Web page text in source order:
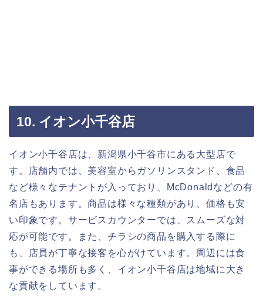
10. イオン小千谷店
イオン小千谷店は、新潟県小千谷市にある大型店で
す。店舗内では、美容室からガソリンスタンド、食品
など様々なテナントが入っており、McDonaldなどの有
名店もあります。商品は様々な種類があり、価格も安
い印象です。サービスカウンターでは、スムーズな対
応が可能です。また、チラシの商品を購入する際に
も、店員が丁寧な接客を心がけています。周辺には食
事ができる場所も多く、イオン小千谷店は地域に大き
な貢献をしています。